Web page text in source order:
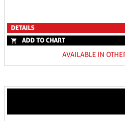
DETAILS
ADD TO CHART
AVAILABLE IN